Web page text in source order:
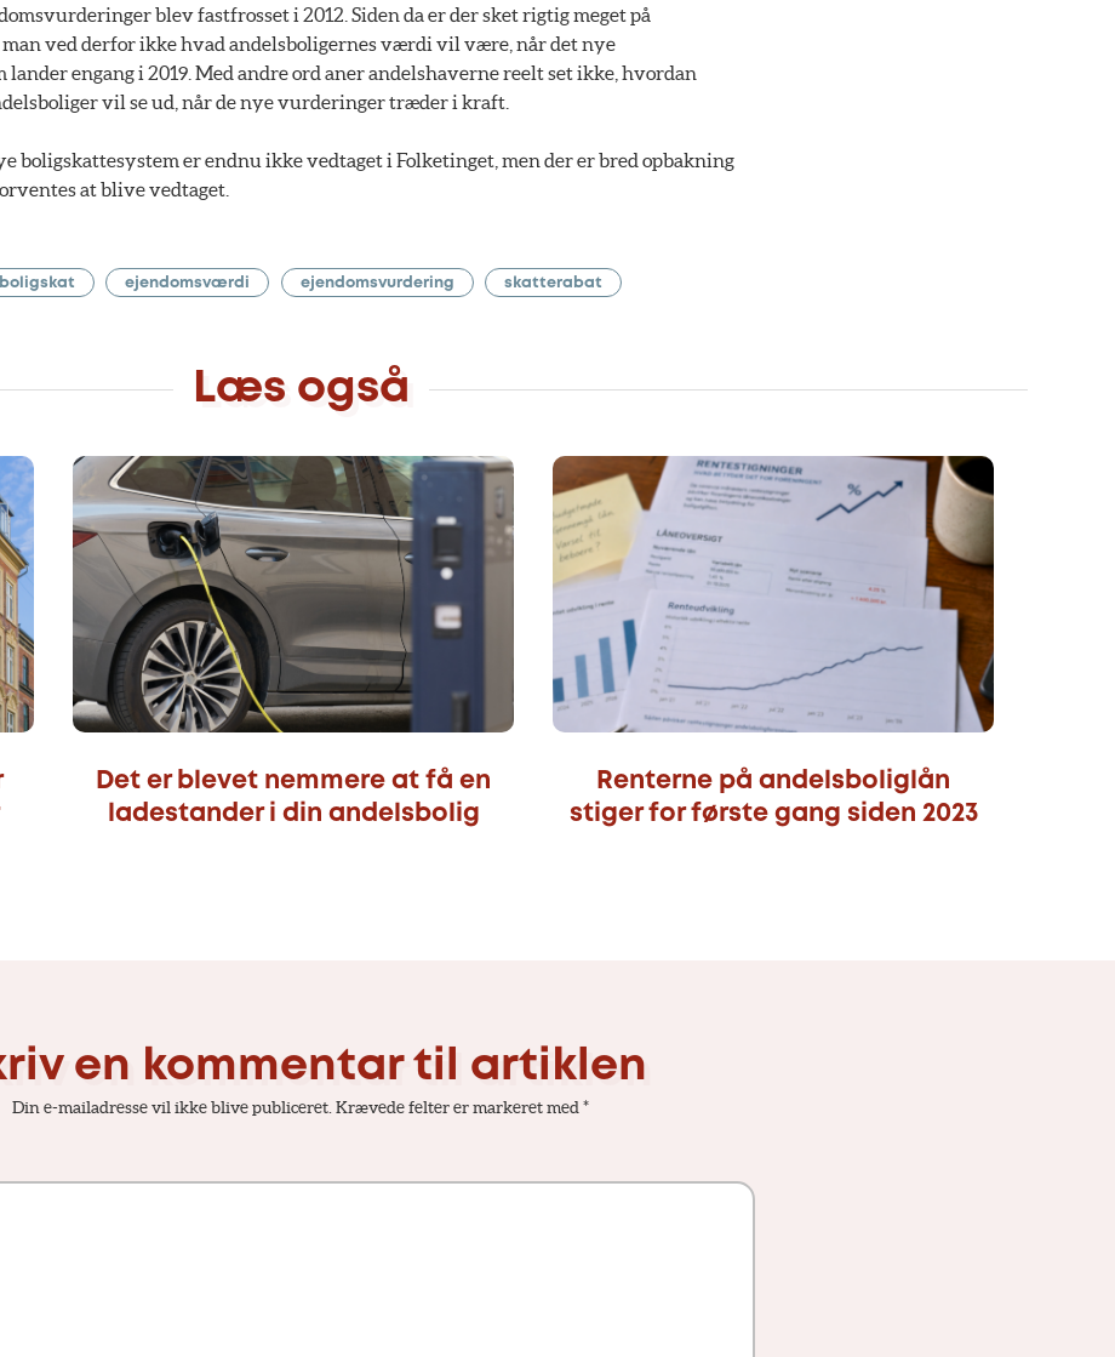
blev fastfrosset i 2012. Siden da er der sket rigtig meget på
man ved derfor ikke hvad andelsboligernes værdi vil være, når det nye
engang i 2019. Med andre ord aner andelshaverne reelt set ikke, hvordan
vil se ud, når de nye vurderinger træder i kraft.
boligskattesystem er endnu ikke vedtaget i Folketinget, men der er bred opbakning
at blive vedtaget.
boligskat ejendomsværdi ejendomsvurdering skatterabat
Læs også
Det er blevet nemmere at få en
ladestander i din andelsbolig
Renterne på andelsboliglån
stiger for første gang siden 2023
en kommentar til artiklen
Din e-mailadresse vil ikke blive publiceret. Krævede felter er markeret med *